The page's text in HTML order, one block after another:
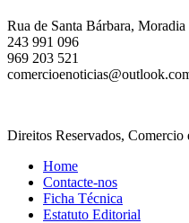
Rua de Santa Bárbara,
243 991 096
969 203 521
Direitos Reservados,
Home
Contacte-nos
Ficha Técnica
Estatuto Editorial